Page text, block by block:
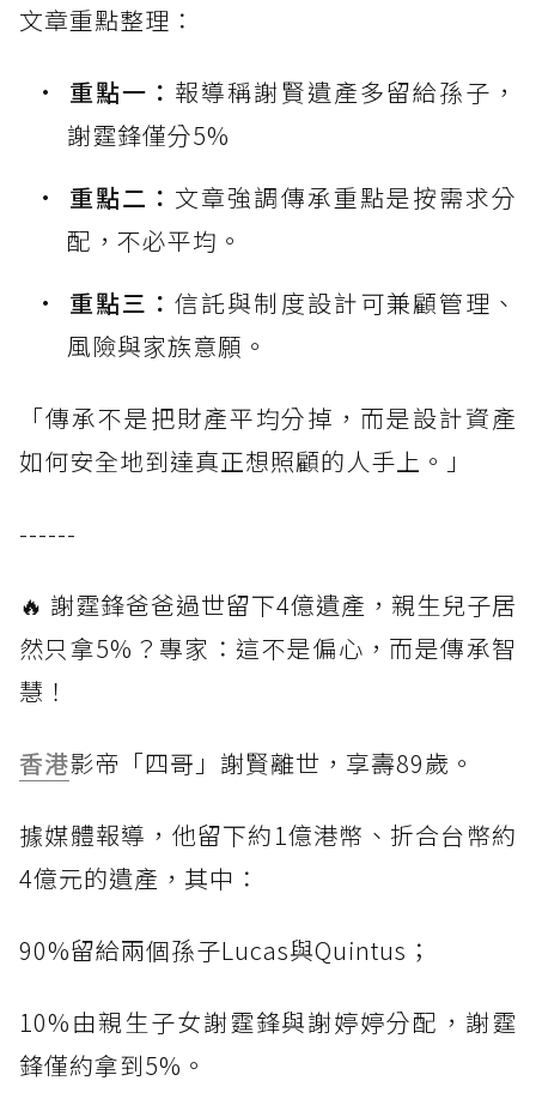
文章重點整理：
重點一： 報導稱謝賢遺產多留給孫子，
謝霆鋒僅分5%
重點二： 文章強調傳承重點是按需求分
配，不必平均。
重點三：信託與制度設計可兼顧管理、
風險與家族意願。
「傳承不是把財產平均分掉，而是設計資產
如何安全地到達真正想照顧的人手上。」
------
🔥 謝霆鋒爸爸過世留下4億遺產，親生兒子居
然只拿5%？專家：這不是偏心，而是傳承智
慧！
香港影帝「四哥」謝賢離世，享壽89歲。
據媒體報導，他留下約1億港幣、折合台幣約
4億元的遺產，其中：
90%留給兩個孫子Lucas與Quintus；
10%由親生子女謝霆鋒與謝婷婷分配，謝霆
鋒僅約拿到5%。